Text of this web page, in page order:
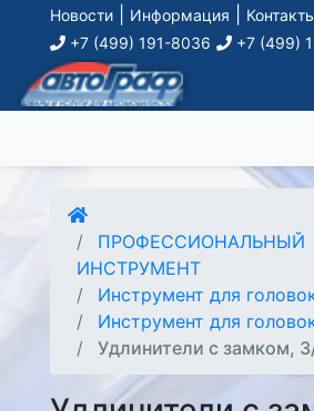
Новости Информация
+7 (499) 191-8036
+7 (499)
ПРОФЕССИОНАЛЬНЫЙ
ИНСТРУМЕНТ
Инструмент для
Инструмент для
Удлинители с замком,